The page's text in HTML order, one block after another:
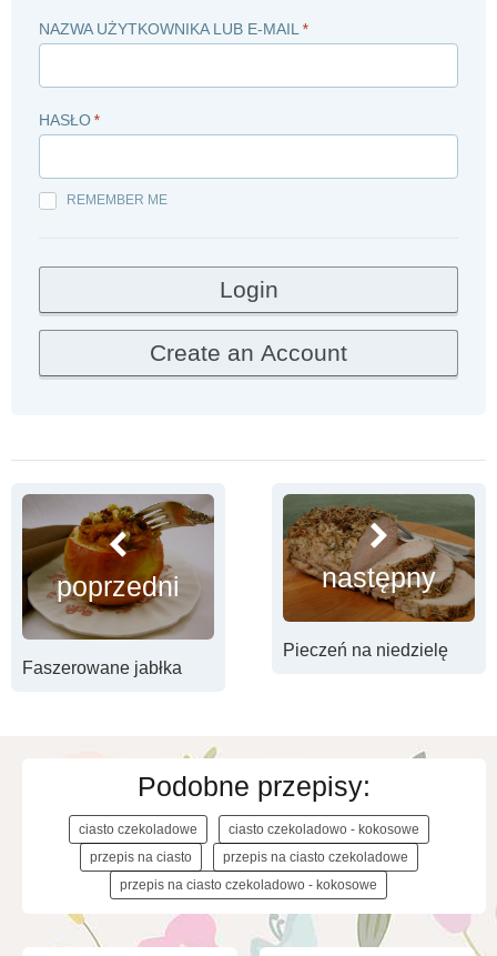
NAZWA UŻYTKOWNIKA LUB E-MAIL *
HASŁO *
REMEMBER ME
poprzedni
Faszerowane jabłka
następny
Pieczeń na niedzielę
Podobne przepisy:
ciasto czekoladowe
ciasto czekoladowo - kokosowe
przepis na ciasto
przepis na ciasto czekoladowe
przepis na ciasto czekoladowo - kokosowe